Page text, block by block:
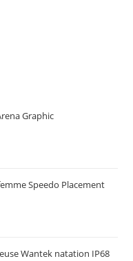
Graphic
Speedo Placement
Wantek natation IP68